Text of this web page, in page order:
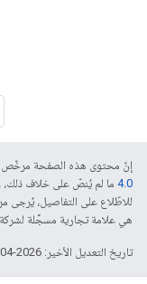
إنّ محتوى هذه الصفحة
4.0‏ ما لم يُنصّ على خلاف
للاطّلاع على التفاصيل، يُرجى
هي علامة تجارية مسجَّلة لشركة Oracle و/أو شركائها التابعين.
تاريخ التعديل الأخير: 2026-04-23 (حسب التوقيت العالمي المتفَّق عليه)